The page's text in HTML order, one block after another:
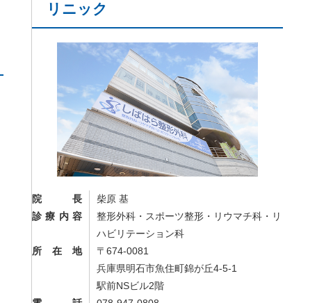
リニック
院長
柴原 基
診療内容
整形外科・スポーツ整形・リウマチ科・リ
ハビリテーション科
所在地
〒674-0081
兵庫県明石市魚住町錦が丘4-5-1
駅前NSビル2階